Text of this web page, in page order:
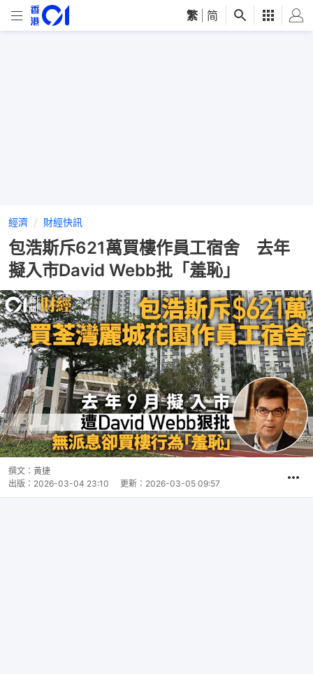
繁 简
經濟 財經快訊
包浩斯斥621萬買樓作員工宿舍 去年
擬入市David Webb批「羞恥」
撰文： 黃捷
出版： 2026-03-04 23:10 更新： 2026-03-05 09:57